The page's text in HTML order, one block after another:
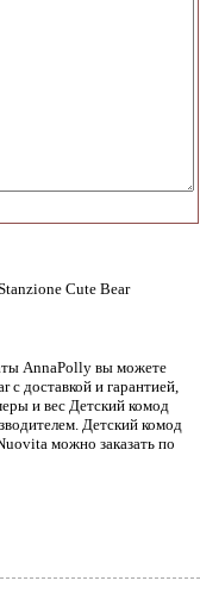
Cute Bear
AnnaPolly вы можете
с доставкой и гарантией,
и вес Детский комод
Детский комод
можно заказать по